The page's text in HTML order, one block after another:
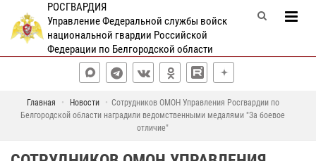
РОСГВАРДИЯ
Управление Федеральной службы войск
национальной гвардии Российской
Федерации по Белгородской области
Главная Новости
Сотрудников ОМОН Управления Росгвардии по
Белгородской области наградили ведомственными медалями "За боевое
отличие"